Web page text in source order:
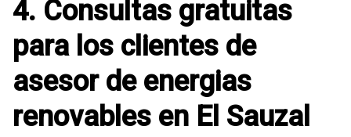
4. Consultas gratuitas
para los clientes de
asesor de energias
renovables en El Sauzal